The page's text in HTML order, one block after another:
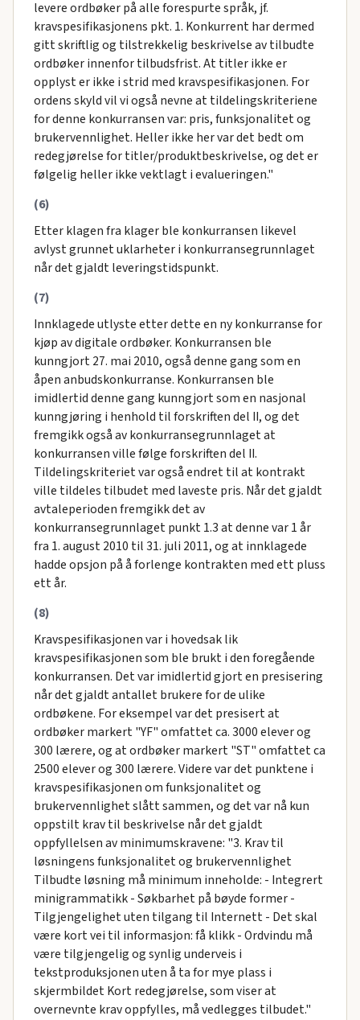
levere ordbøker på alle forespurte språk, jf.
kravspesifikasjonens pkt. 1. Konkurrent har dermed
gitt skriftlig og tilstrekkelig beskrivelse av tilbudte
ordbøker innenfor tilbudsfrist. At titler ikke er
opplyst er ikke i strid med kravspesifikasjonen. For
ordens skyld vil vi også nevne at tildelingskriteriene
for denne konkurransen var: pris, funksjonalitet og
brukervennlighet. Heller ikke her var det bedt om
redegjørelse for titler/produktbeskrivelse, og det er
følgelig heller ikke vektlagt i evalueringen."
(6)
Etter klagen fra klager ble konkurransen likevel
avlyst grunnet uklarheter i konkurransegrunnlaget
når det gjaldt leveringstidspunkt.
(7)
Innklagede utlyste etter dette en ny konkurranse for
kjøp av digitale ordbøker. Konkurransen ble
kunngjort 27. mai 2010, også denne gang som en
åpen anbudskonkurranse. Konkurransen ble
imidlertid denne gang kunngjort som en nasjonal
kunngjøring i henhold til forskriften del II, og det
fremgikk også av konkurransegrunnlaget at
konkurransen ville følge forskriften del II.
Tildelingskriteriet var også endret til at kontrakt
ville tildeles tilbudet med laveste pris. Når det gjaldt
avtaleperioden fremgikk det av
konkurransegrunnlaget punkt 1.3 at denne var 1 år
fra 1. august 2010 til 31. juli 2011, og at innklagede
hadde opsjon på å forlenge kontrakten med ett pluss
ett år.
(8)
Kravspesifikasjonen var i hovedsak lik
kravspesifikasjonen som ble brukt i den foregående
konkurransen. Det var imidlertid gjort en presisering
når det gjaldt antallet brukere for de ulike
ordbøkene. For eksempel var det presisert at
ordbøker markert "YF" omfattet ca. 3000 elever og
300 lærere, og at ordbøker markert "ST" omfattet ca
2500 elever og 300 lærere. Videre var det punktene i
kravspesifikasjonen om funksjonalitet og
brukervennlighet slått sammen, og det var nå kun
oppstilt krav til beskrivelse når det gjaldt
oppfyllelsen av minimumskravene: "3. Krav til
løsningens funksjonalitet og brukervennlighet
Tilbudte løsning må minimum inneholde: - Integrert
minigrammatikk - Søkbarhet på bøyde former -
Tilgjengelighet uten tilgang til Internett - Det skal
være kort vei til informasjon: få klikk - Ordvindu må
være tilgjengelig og synlig underveis i
tekstproduksjonen uten å ta for mye plass i
skjermbildet Kort redegjørelse, som viser at
overnevnte krav oppfylles, må vedlegges tilbudet."